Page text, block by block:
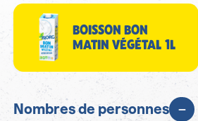
BOISSON BON
MATIN VÉGÉTAL 1L
Nombres de personnes